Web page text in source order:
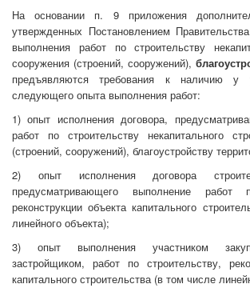
На основании п. 9 приложения
утвержденных Постановлением
выполнения работ по строительству
сооружения (строений, сооружений),
предъявляются требования к наличию у
следующего опыта выполнения работ:
1) опыт исполнения договора,
работ по строительству некапитального
(строений, сооружений), благоустройству
2) опыт исполнения договора
предусматривающего выполнение работ
реконструкции объекта капитального
линейного объекта);
3) опыт выполнения участником
застройщиком, работ по строительству,
капитального строительства (в том числе